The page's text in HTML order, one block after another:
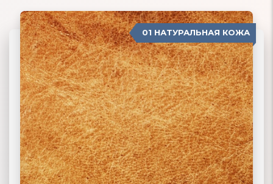
04 ЗАМША 01 НАТУРАЛЬНАЯ КОЖА
02 ЭКОКОЖА
03 ИСКУССТВЕННАЯ КОЖА